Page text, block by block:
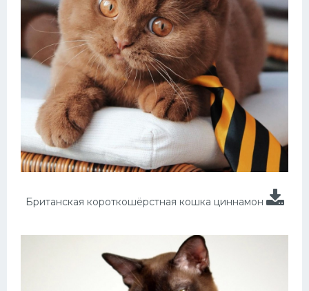
Британская короткошёрстная кошка циннамон